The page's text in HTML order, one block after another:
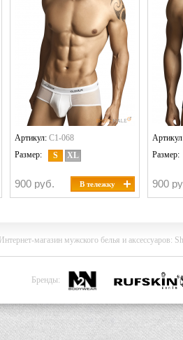
Артикул: C1-068
Размер:
S XL
В тележку
900 руб.
Размер:
900
Интернет-магазин мужского белья и аксессуаров:
Бренды: